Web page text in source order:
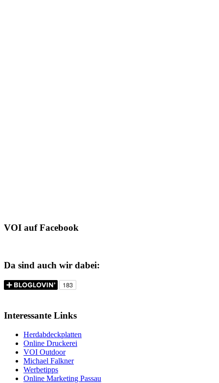
VOI auf Facebook
Da sind auch wir dabei:
Interessante Links
Herdabdeckplatten
Online Druckerei
VOI Outdoor
Michael Falkner
Werbetipps
Online Marketing Passau